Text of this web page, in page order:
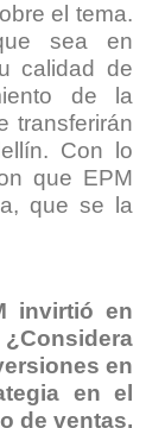
el tema.
sea en
calidad de
de la
transferirán
Con lo
que EPM
que se la
invirtió en
en
en el
de ventas,